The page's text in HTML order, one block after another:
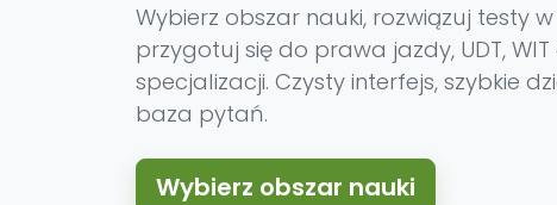
Wybierz obszar nauki, rozwiązuj testy
przygotuj się do prawa jazdy, UDT,
specjalizacji. Czysty interfejs, szybkie
baza pytań.
Wybierz obszar nauki